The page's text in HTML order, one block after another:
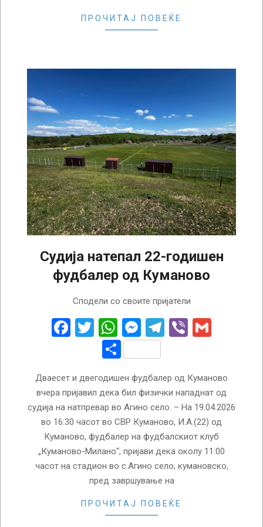
ПРОЧИТАЈ ПОВЕЌЕ
Судија натепал 22-годишен
фудбалер од Куманово
Сподели со своите пријатели
Facebook
Twitter
WhatsApp
Messenger
Telegram
Viber
Share
Дваесет и двегодишен фудбалер од Куманово
вчера пријавил дека бил физички нападнат од
судија на натпревар во Агино село. – На 19.04.2026
во 16:30 часот во СВР Куманово, И.А.(22) од
Куманово, фудбалер на фудбалскиот клуб
„Куманово-Милано“, пријави дека околу 11:00
часот на стадион во с.Агино село, кумановско,
пред завршување на
ПРОЧИТАЈ ПОВЕЌЕ